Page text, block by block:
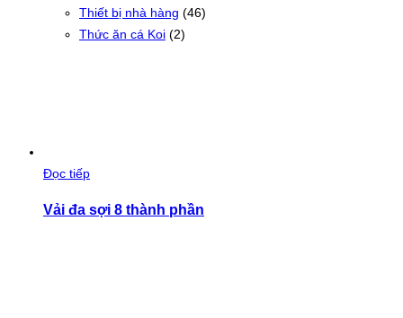
Thiết bị nhà hàng (46)
Thức ăn cá Koi (2)
Đọc tiếp
Vải đa sợi 8 thành phần